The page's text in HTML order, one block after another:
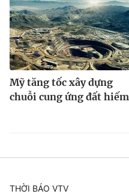
Mỹ tăng tốc xây dựng
chuỗi cung ứng đất hiếm
THỜI BÁO VTV